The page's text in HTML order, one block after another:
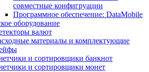
совместные конфигруации
Программное обеспечение: DataMobile
оборудование
валют
материалы и комплектующие
и сортировщики банкнот
и сортировщики монет